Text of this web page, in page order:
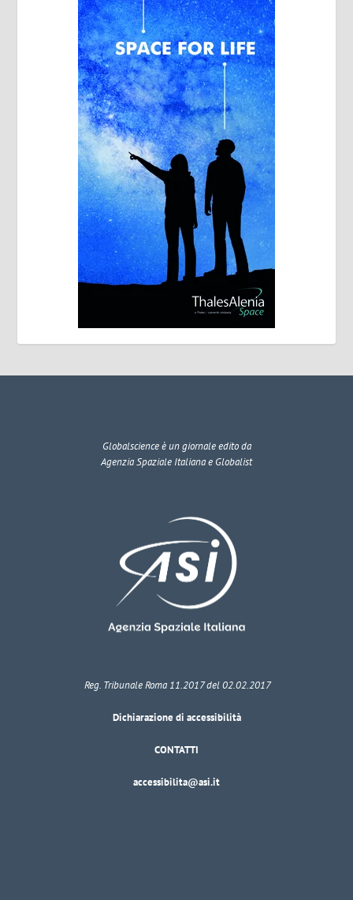
Globalscienceè un giornale edito da
Agenzia Spaziale Italiana e Globalist
Reg. Tribunale Roma 11.2017 del 02.02.2017
Dichiarazione di accessibilità
CONTATTI
accessibilita@asi.it